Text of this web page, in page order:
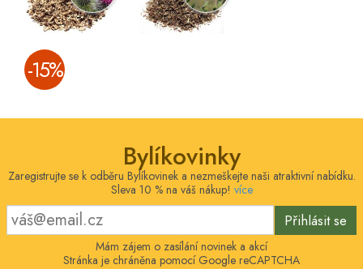
­-15%
Bylíkovinky
Zaregistrujte se k odběru Bylíkovinek a nezmeškejte naši atraktivní nabídku.
Sleva 10 % na váš nákup! více
Přihlásit se
Mám zájem o zasílání novinek a akcí
Stránka je chráněna pomocí Google reCAPTCHA